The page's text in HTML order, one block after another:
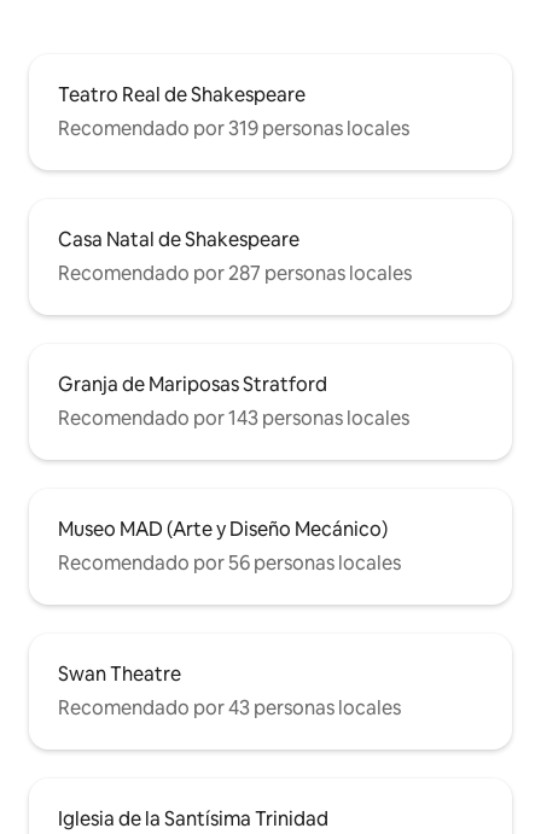
Teatro Real de Shakespeare
Recomendado por 319 personas locales
Casa Natal de Shakespeare
Recomendado por 287 personas locales
Granja de Mariposas Stratford
Recomendado por 143 personas locales
Museo MAD (Arte y Diseño Mecánico)
Recomendado por 56 personas locales
Swan Theatre
Recomendado por 43 personas locales
Iglesia de la Santísima Trinidad